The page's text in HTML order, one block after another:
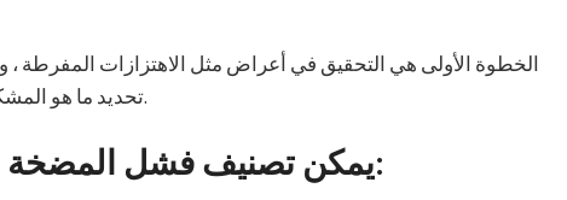
الخطوة الأولى هي التحقيق في أعراض مثل الاهتزازات المفرطة ،
تحديد ما هو المشكلة، يمكنك معرفة جيدا جدا السبب.
يمكن تصنيف فشل المضخة بشكل عام إلى فئتين: